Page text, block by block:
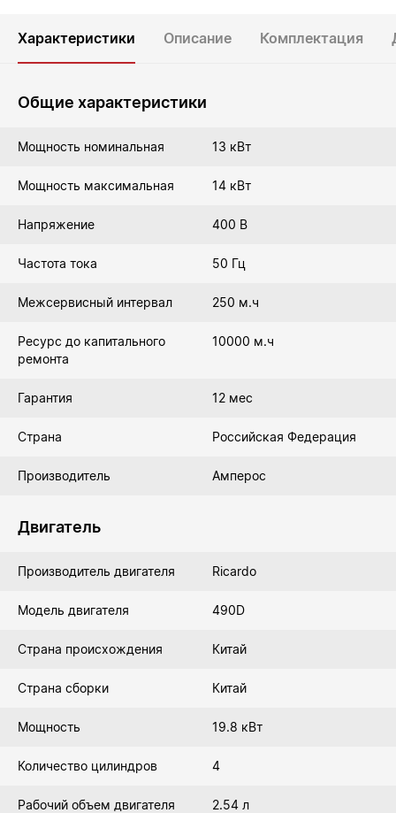
Характеристики Описание Комплектация
Общие характеристики
Мощность номинальная 13 кВт
Мощность максимальная 14 кВт
Напряжение 400 В
Частота тока 50 Гц
Межсервисный интервал 250 м.ч
Ресурс до капитального
ремонта
10000 м.ч
Гарантия 12 мес
Страна Российская Федерация
Производитель Амперос
Двигатель
Производитель двигателя Ricardo
Модель двигателя 490D
Страна происхождения Китай
Страна сборки Китай
Мощность 19.8 кВт
Количество цилиндров 4
Рабочий объем двигателя 2.54 л